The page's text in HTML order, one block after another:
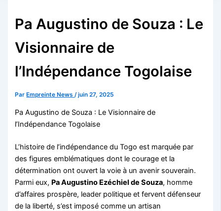
Pa Augustino de Souza : Le
Visionnaire de
l’Indépendance Togolaise
Par Empreinte News/juin 27, 2025
Pa Augustino de Souza : Le Visionnaire de
l’Indépendance Togolaise
L’histoire de l’indépendance du Togo est marquée par
des figures emblématiques dont le courage et la
détermination ont ouvert la voie à un avenir souverain.
Parmi eux, Pa Augustino Ezéchiel de Souza, homme
d’affaires prospère, leader politique et fervent défenseur
de la liberté, s’est imposé comme un artisan